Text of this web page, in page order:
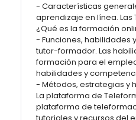
- Características
aprendizaje en línea. Las
¿Qué es la formación
- Funciones, habilidades
tutor-formador. Las
formación para el
habilidades y
- Métodos, estrategias y
La plataforma de
plataforma de